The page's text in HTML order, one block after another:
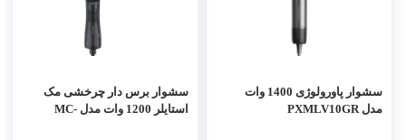
سشوار پاورولوژی 1400 وات
مدل PXMLV10GR
سشوار برس دار چرخشی مک
استایلر 1200 وات مدل MC-